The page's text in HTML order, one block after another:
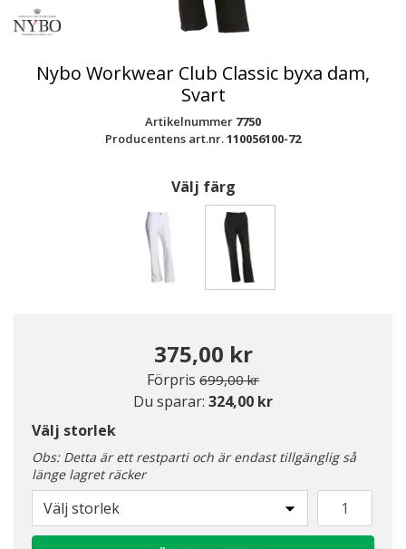
Nybo Workwear Club Classic byxa dam,
Svart
Artikelnummer 7750
Producentens art.nr.110056100-72
Välj färg
375,00 kr
Förpris Pris nedsatt från
699,00 krtill
Du sparar: 324,00 kr
Välj storlek
Obs: Detta är ett restparti och är endast tillgänglig så
länge lagret räcker
Välj storlek